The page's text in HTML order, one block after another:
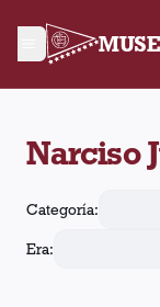
Narciso
Categoría:
Era: